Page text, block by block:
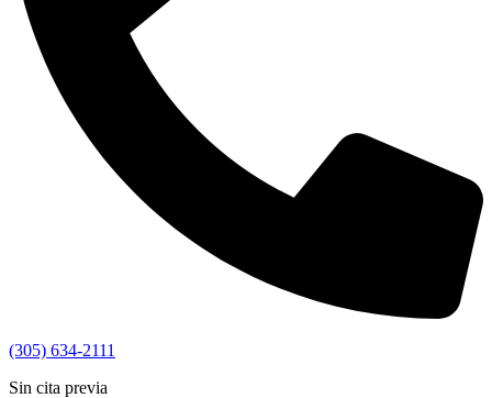
(305) 634-2111
Sin cita previa